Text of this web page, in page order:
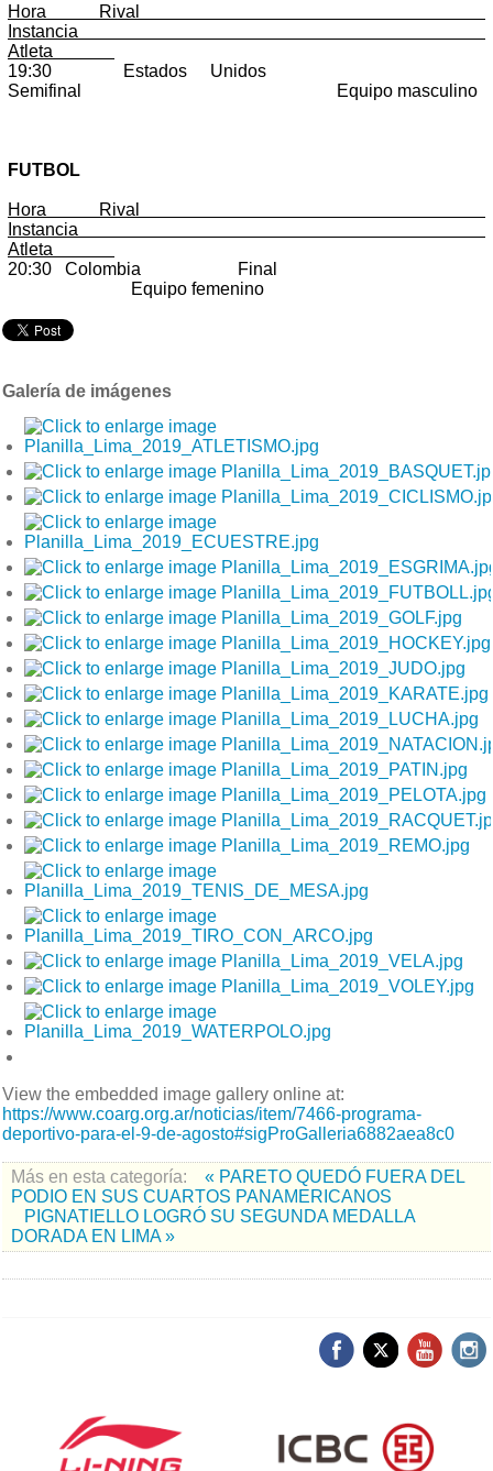
Hora Rival
Instancia
Atleta
19:30 Estados Unidos
Semifinal Equipo masculino
FUTBOL
Hora Rival
Instancia
Atleta
20:30 Colombia Final
Equipo femenino
Galería de imágenes
View the embedded image gallery online at:
https://www.coarg.org.ar/noticias/item/7466-programa-
deportivo-para-el-9-de-agosto#sigProGalleria6882aea8c0
Más en esta categoría:
« PARETO QUEDÓ FUERA DEL
PODIO EN SUS CUARTOS PANAMERICANOS
PIGNATIELLO LOGRÓ SU SEGUNDA MEDALLA
DORADA EN LIMA »